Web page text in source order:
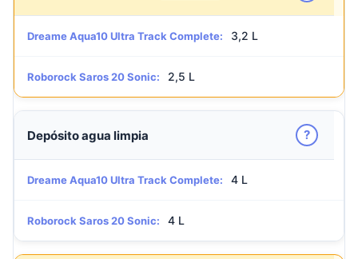
Dreame Aqua10 Ultra Track Complete: 3,2 L
Roborock Saros 20 Sonic: 2,5 L
Depósito agua limpia ?
Dreame Aqua10 Ultra Track Complete: 4 L
Roborock Saros 20 Sonic: 4 L